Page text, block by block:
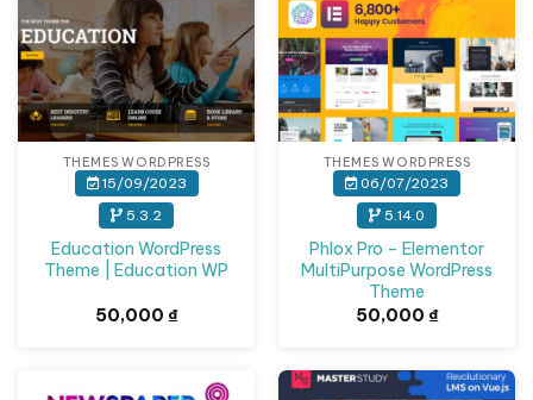
THEMES WORDPRESS
15/09/2023
5.3.2
Education WordPress
Theme | Education WP
50,000 ₫
THEMES WORDPRESS
06/07/2023
5.14.0
Phlox Pro – Elementor
MultiPurpose WordPress
Theme
50,000 ₫